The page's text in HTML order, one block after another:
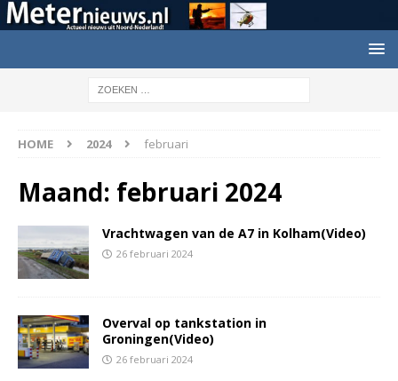
HOME 2024 februari
Maand: februari 2024
Vrachtwagen van de A7 in Kolham(Video)
26 februari 2024
Overval op tankstation in
Groningen(Video)
26 februari 2024